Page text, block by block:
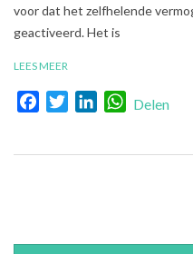
voor dat het zelfhelende
geactiveerd. Het is
LEES MEER
FacebookTwitterLinkedInWhatsApp
Delen